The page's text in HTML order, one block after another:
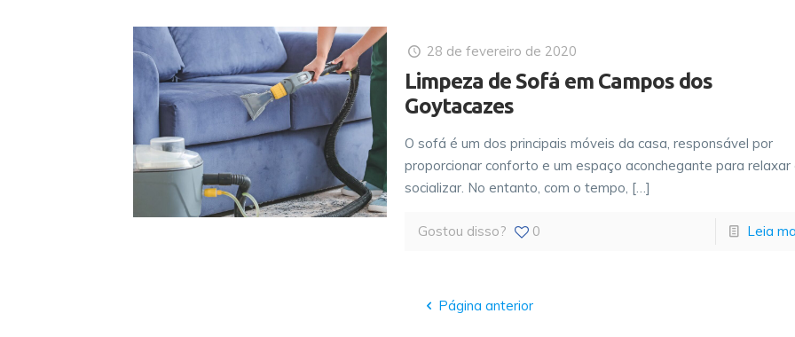
28 de fevereiro de 2020
Limpeza de Sofá em Campos dos
Goytacazes
O sofá é um dos principais móveis da casa, responsável por
proporcionar conforto e um espaço aconchegante para relaxar
socializar. No entanto, com o tempo, […]
Gostou disso? 0 Leia
Página anterior